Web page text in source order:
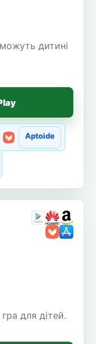
дитині
Aptoide
для дітей.